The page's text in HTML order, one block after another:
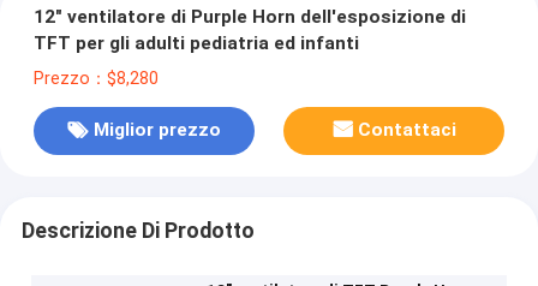
12" ventilatore di Purple Horn dell'esposizione di
TFT per gli adulti pediatria ed infanti
Prezzo：$8,280
Miglior prezzo Contattaci
Descrizione Di Prodotto